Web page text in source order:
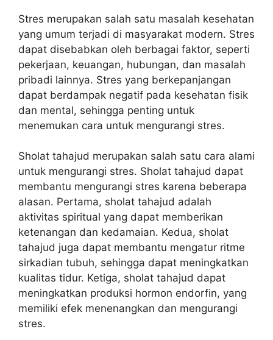
Stres merupakan salah satu masalah kesehatan
yang umum terjadi di masyarakat modern. Stres
dapat disebabkan oleh berbagai faktor, seperti
pekerjaan, keuangan, hubungan, dan masalah
pribadi lainnya. Stres yang berkepanjangan
dapat berdampak negatif pada kesehatan fisik
dan mental, sehingga penting untuk
menemukan cara untuk mengurangi stres.
Sholat tahajud merupakan salah satu cara alami
untuk mengurangi stres. Sholat tahajud dapat
membantu mengurangi stres karena beberapa
alasan. Pertama, sholat tahajud adalah
aktivitas spiritual yang dapat memberikan
ketenangan dan kedamaian. Kedua, sholat
tahajud juga dapat membantu mengatur ritme
sirkadian tubuh, sehingga dapat meningkatkan
kualitas tidur. Ketiga, sholat tahajud dapat
meningkatkan produksi hormon endorfin, yang
memiliki efek menenangkan dan mengurangi
stres.